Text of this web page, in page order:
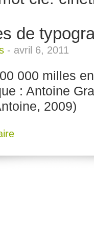
de
- avril 6, 2011
000 milles
: Antoine
2009)